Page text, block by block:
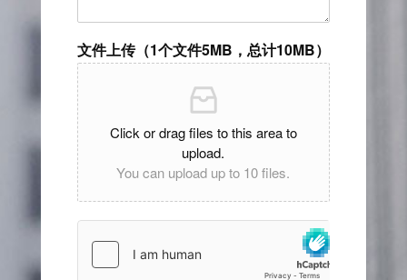
文件上传（1个文件5MB，总计10MB）
Click or drag files to this area to
upload.
You can upload up to 10 files.